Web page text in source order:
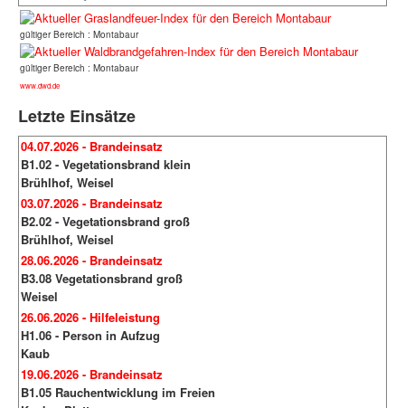
gültiger Bereich : Montabaur
gültiger Bereich : Montabaur
www.dwd.de
Letzte Einsätze
04.07.2026 - Brandeinsatz
B1.02 - Vegetationsbrand klein
Brühlhof, Weisel
03.07.2026 - Brandeinsatz
B2.02 - Vegetationsbrand groß
Brühlhof, Weisel
28.06.2026 - Brandeinsatz
B3.08 Vegetationsbrand groß
Weisel
26.06.2026 - Hilfeleistung
H1.06 - Person in Aufzug
Kaub
19.06.2026 - Brandeinsatz
B1.05 Rauchentwicklung im Freien